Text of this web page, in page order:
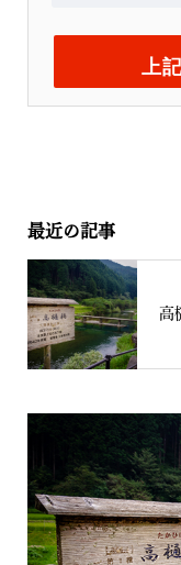
最近の記事
高